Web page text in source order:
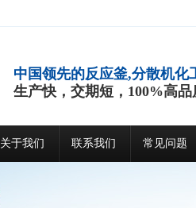
中国领先的反应釜,分散机化
生产快，交期短，100%高品
关于我们 联系我们 常见问题